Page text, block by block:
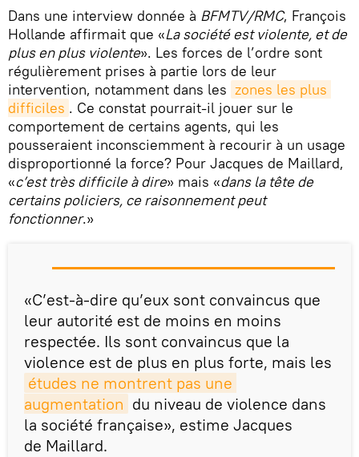
Dans une interview donnée à BFMTV/RMC, François
Hollande affirmait que «La société est violente, et de
plus en plus violente». Les forces de l’ordre sont
régulièrement prises à partie lors de leur
intervention, notamment dans les zones les plus
difficiles . Ce constat pourrait-il jouer sur le
comportement de certains agents, qui les
pousseraient inconsciemment à recourir à un usage
disproportionné la force? Pour Jacques de Maillard,
«c’est très difficile à dire» mais «dans la tête de
certains policiers, ce raisonnement peut
fonctionner.»
«C’est-à-dire qu’eux sont convaincus que
leur autorité est de moins en moins
respectée. Ils sont convaincus que la
violence est de plus en plus forte, mais les
études ne montrent pas une
augmentation du niveau de violence dans
la société française», estime Jacques
de Maillard.